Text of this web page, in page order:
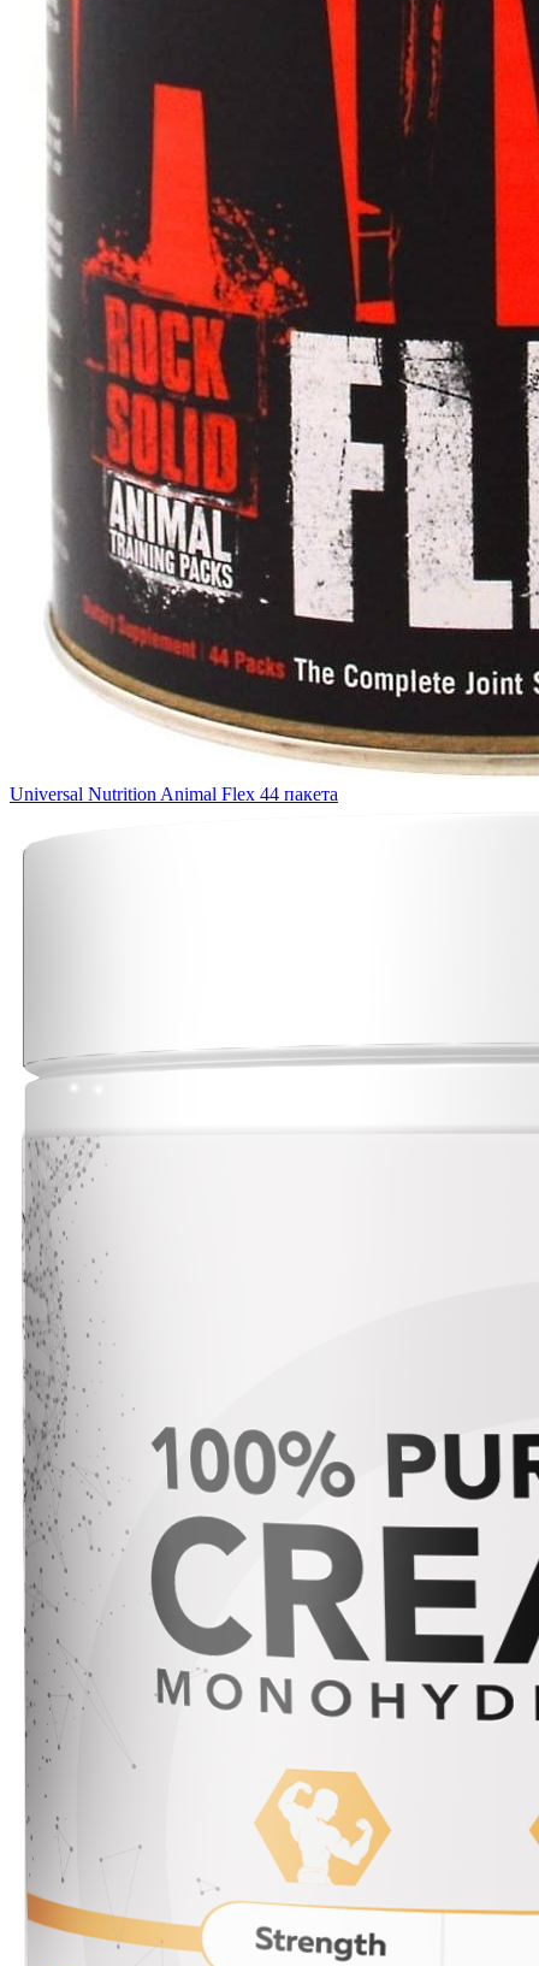
Universal Nutrition Animal Flex 44 пакета